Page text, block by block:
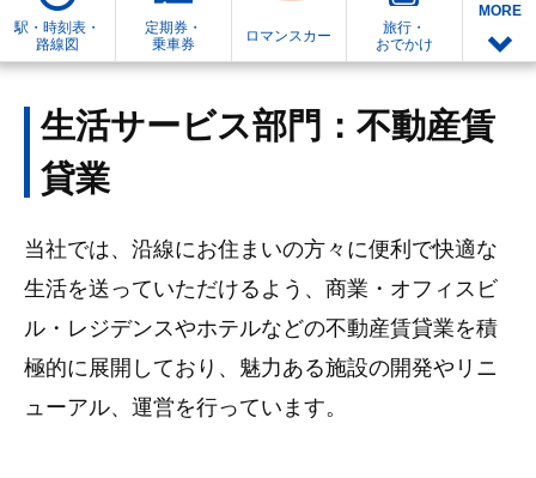
駅・時刻表・
路線図
定期券・
乗車券
ロマンスカー
旅行・
おでかけ
MORE
生活サービス部門：不動産賃
貸業
当社では、沿線にお住まいの方々に便利で快適な
生活を送っていただけるよう、商業・オフィスビ
ル・レジデンスやホテルなどの不動産賃貸業を積
極的に展開しており、魅力ある施設の開発やリニ
ューアル、運営を行っています。